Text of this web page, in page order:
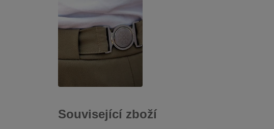
Související zboží